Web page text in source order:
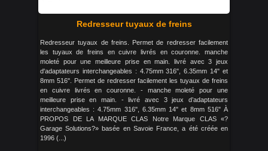
Redresseur tuyaux de freins
Redresseur tuyaux de freins. Permet de redresser facilement
les tuyaux de freins en cuivre livrés en couronne. manche
moleté pour une meilleure prise en main. livré avec 3 jeux
d'adaptateurs interchangeables : 4.75mm 316", 6.35mm 14" et
8mm 516". Permet de redresser facilement les tuyaux de freins
en cuivre livrés en couronne. - manche moleté pour une
meilleure prise en main. - livré avec 3 jeux d’adaptateurs
interchangeables : 4.75mm 316", 6.35mm 14" et 8mm 516" À
PROPOS DE LA MARQUE CLAS Notre Marque CLAS «?
Garage Solutions?» basée en Savoie France, a été créée en
1996 (...)